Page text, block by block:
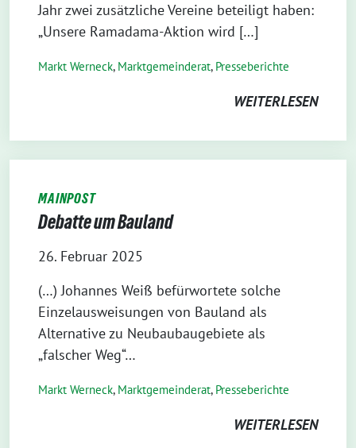
Jahr zwei zusätzliche Vereine beteiligt haben:
„Unsere Ramadama-Aktion wird […]
Markt Werneck, Markt­gemeinderat, Presseberichte
WEITERLESEN
MAINPOST
Debatte um Bauland
26. Februar 2025
(…) Johannes Weiß befürwortete solche
Einzelausweisungen von Bauland als
Alternative zu Neubaubaugebiete als
„falscher Weg“…
Markt Werneck, Markt­gemeinderat, Presseberichte
WEITERLESEN